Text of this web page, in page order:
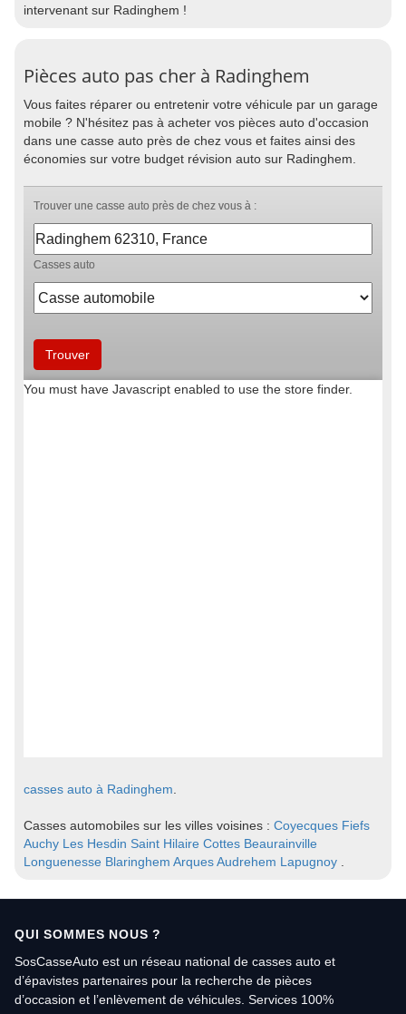
intervenant sur Radinghem !
Pièces auto pas cher à Radinghem
Vous faites réparer ou entretenir votre véhicule par un garage
mobile ? N'hésitez pas à acheter vos pièces auto d'occasion
dans une casse auto près de chez vous et faites ainsi des
économies sur votre budget révision auto sur Radinghem.
casses auto à Radinghem
Casses automobiles sur les villes voisines : Coyecques Fiefs
Auchy Les Hesdin Saint Hilaire Cottes Beaurainville
Longuenesse Blaringhem ArquesAudrehem Lapugnoy
QUI SOMMES NOUS ?
SosCasseAuto est un réseau national de casses auto et
d’épavistes partenaires pour la recherche de pièces
d’occasion et l’enlèvement de véhicules. Services 100%